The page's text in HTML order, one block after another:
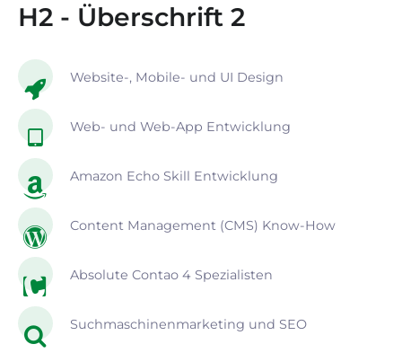
H2 - Überschrift 2
Website-, Mobile- und UI Design
Web- und Web-App Entwicklung
Amazon Echo Skill Entwicklung
Content Management (CMS) Know-How
Absolute Contao 4 Spezialisten
Suchmaschinenmarketing und SEO